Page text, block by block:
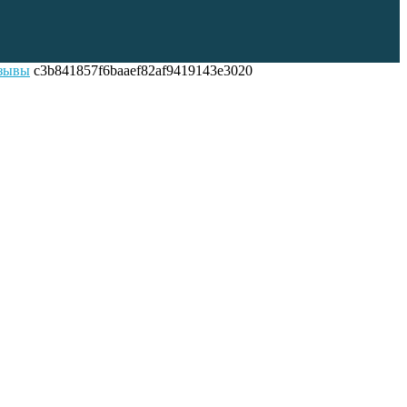
c3b841857f6baaef82af9419143e3020